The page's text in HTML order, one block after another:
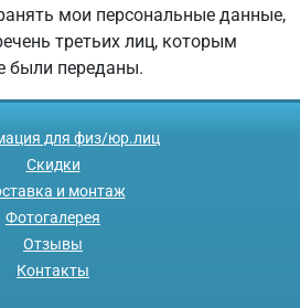
мои персональные данные,
третьих лиц, которым
были переданы.
для физ/юр.лиц
Скидки
и монтаж
Фотогалерея
Отзывы
Контакты